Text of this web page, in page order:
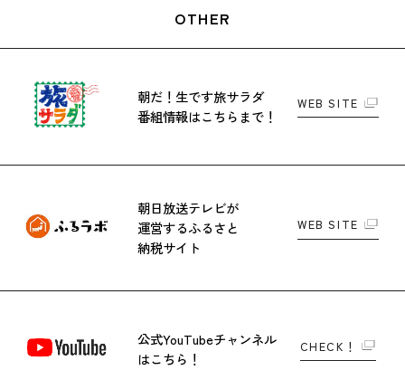
OTHER
朝だ！生です旅サラダ
番組情報はこちらまで！
WEB SITE
朝日放送テレビが
運営するふるさと
納税サイト
WEB SITE
公式YouTubeチャンネル
はこちら！
CHECK！